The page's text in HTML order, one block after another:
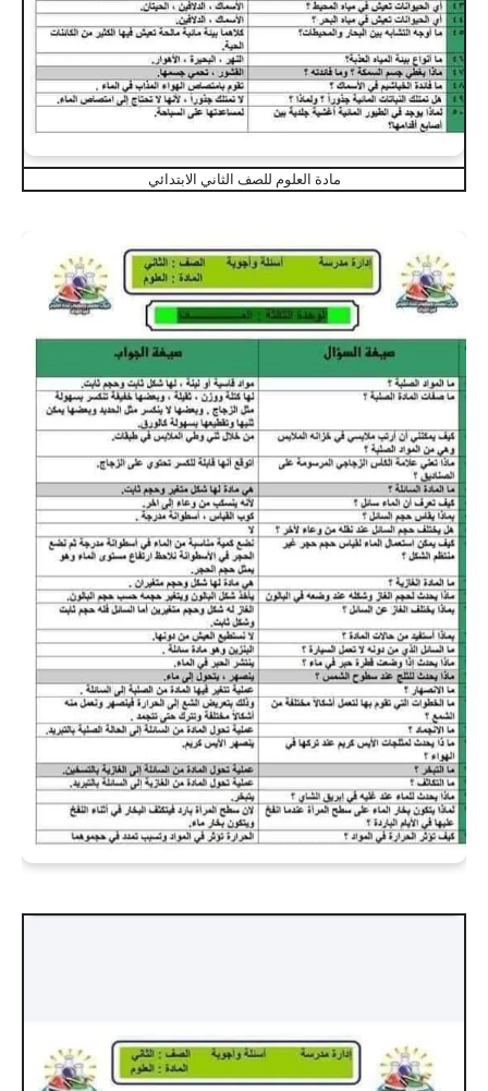
مادة العلوم للصف الثاني الابتدائي